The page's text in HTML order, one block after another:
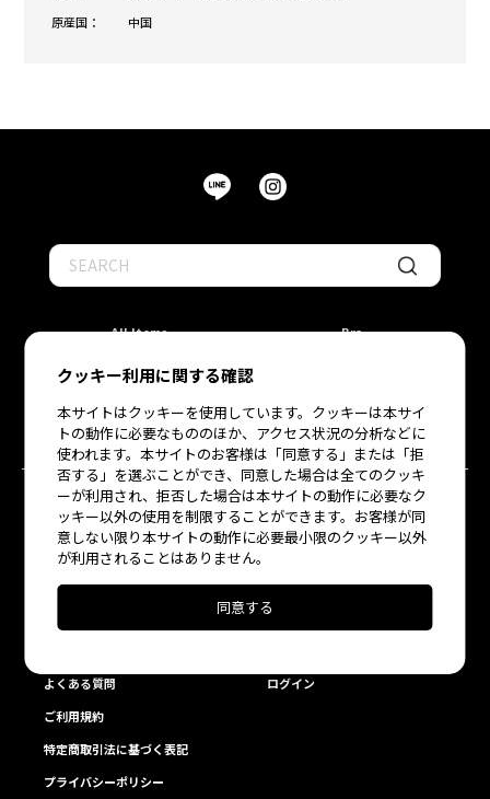
原産国：
中国
All Items Bra
Bottoms
雑貨 その他
ABOUT US
お問い合わせ
ショッピングガイド
よくある質問
ご利用規約
特定商取引法に基づく表記
プライバシーポリシー
MEMBER
マイページ・購入履歴
お気に入り商品
ログイン
クッキー利用に関する確認
本サイトはクッキーを使用しています。クッキーは本サイ
トの動作に必要なもののほか、アクセス状況の分析などに
使われます。本サイトのお客様は「同意する」または「拒
否する」を選ぶことができ、同意した場合は全てのクッキ
ーが利用され、拒否した場合は本サイトの動作に必要なク
ッキー以外の使用を制限することができます。お客様が同
意しない限り本サイトの動作に必要最小限のクッキー以外
が利用されることはありません。
同意する